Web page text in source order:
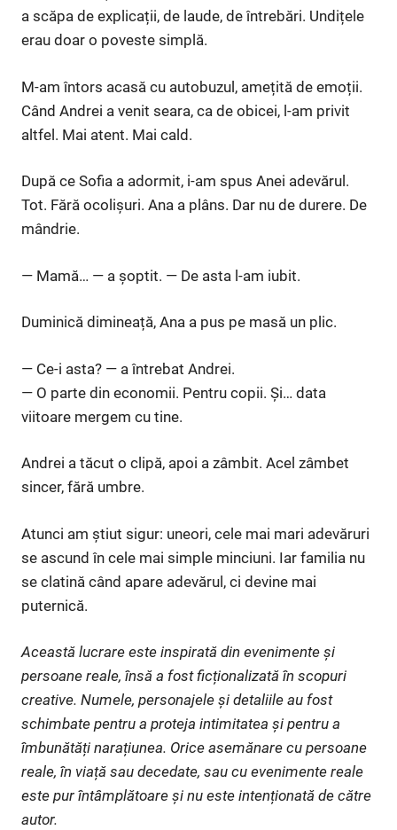
a scăpa de explicații, de laude, de întrebări. Undițele
erau doar o poveste simplă.
M-am întors acasă cu autobuzul, amețită de emoții.
Când Andrei a venit seara, ca de obicei, l-am privit
altfel. Mai atent. Mai cald.
După ce Sofia a adormit, i-am spus Anei adevărul.
Tot. Fără ocolişuri. Ana a plâns. Dar nu de durere. De
mândrie.
— Mamă… — a șoptit. — De asta l-am iubit.
Duminică dimineață, Ana a pus pe masă un plic.
— Ce-i asta? — a întrebat Andrei.
— O parte din economii. Pentru copii. Și… data
viitoare mergem cu tine.
Andrei a tăcut o clipă, apoi a zâmbit. Acel zâmbet
sincer, fără umbre.
Atunci am știut sigur: uneori, cele mai mari adevăruri
se ascund în cele mai simple minciuni. Iar familia nu
se clatină când apare adevărul, ci devine mai
puternică.
Această lucrare este inspirată din evenimente și
persoane reale, însă a fost ficționalizată în scopuri
creative. Numele, personajele și detaliile au fost
schimbate pentru a proteja intimitatea și pentru a
îmbunătăți narațiunea. Orice asemănare cu persoane
reale, în viață sau decedate, sau cu evenimente reale
este pur întâmplătoare și nu este intenționată de către
autor.